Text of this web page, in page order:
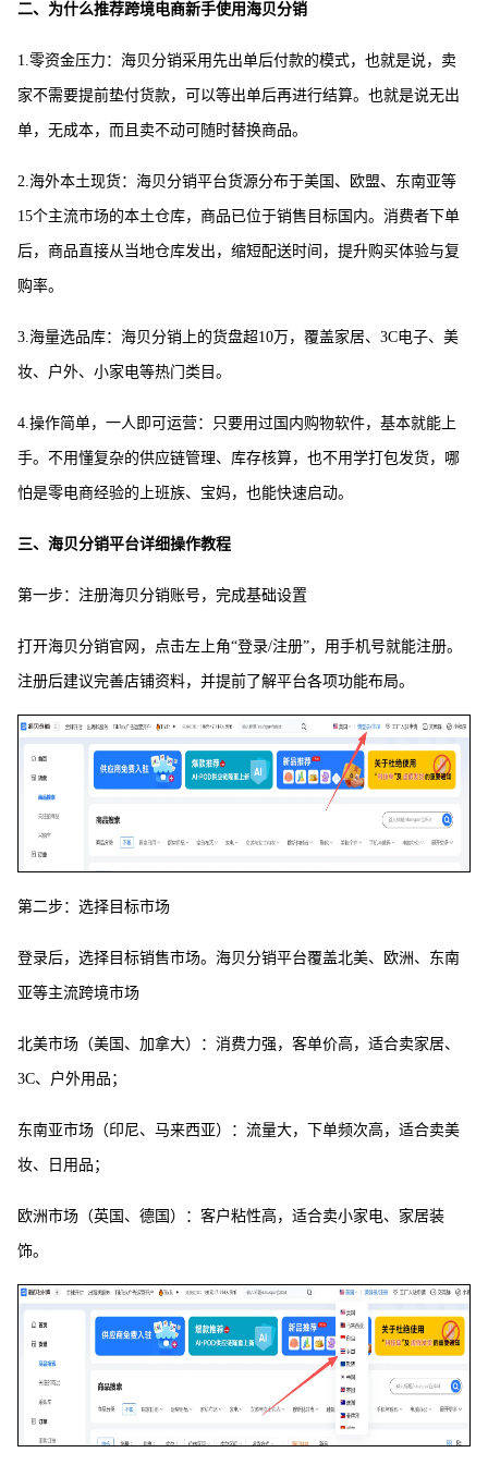
二、为什么推荐跨境电商新手使用海贝分销
1.零资金压力：海贝分销采用先出单后付款的模式，也就是说，卖
家不需要提前垫付货款，可以等出单后再进行结算。也就是说无出
单，无成本，而且卖不动可随时替换商品。
2.海外本土现货：海贝分销平台货源分布于美国、欧盟、东南亚等
15个主流市场的本土仓库，商品已位于销售目标国内。消费者下单
后，商品直接从当地仓库发出，缩短配送时间，提升购买体验与复
购率。
3.海量选品库：海贝分销上的货盘超10万，覆盖家居、3C电子、美
妆、户外、小家电等热门类目。
4.操作简单，一人即可运营：只要用过国内购物软件，基本就能上
手。不用懂复杂的供应链管理、库存核算，也不用学打包发货，哪
怕是零电商经验的上班族、宝妈，也能快速启动。
三、海贝分销平台详细操作教程
第一步：注册海贝分销账号，完成基础设置
打开海贝分销官网，点击左上角“登录/注册”，用手机号就能注册。
注册后建议完善店铺资料，并提前了解平台各项功能布局。
第二步：选择目标市场
登录后，选择目标销售市场。海贝分销平台覆盖北美、欧洲、东南
亚等主流跨境市场
北美市场（美国、加拿大）：消费力强，客单价高，适合卖家居、
3C、户外用品；
东南亚市场（印尼、马来西亚）：流量大，下单频次高，适合卖美
妆、日用品；
欧洲市场（英国、德国）：客户粘性高，适合卖小家电、家居装
饰。